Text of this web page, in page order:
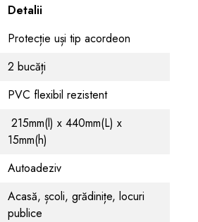
Detalii
Protecție uși tip acordeon
2 bucăți
PVC flexibil rezistent
215mm(l) x 440mm(L) x
15mm(h)
Autoadeziv
Acasă, școli, grădinițe, locuri
publice